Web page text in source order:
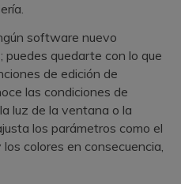
software nuevo
; puedes quedarte con lo que
de edición de
las condiciones de
luz de la ventana o la
los parámetros como el
colores en consecuencia,